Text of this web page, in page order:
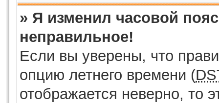
» Я изменил часовой
неправильное!
Если вы уверены, что
опцию летнего времени (
отображается неверно, то